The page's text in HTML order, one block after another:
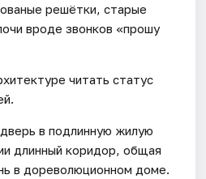
решётки, старые
вроде звонков «прошу
читать статус
в подлинную жилую
длинный коридор, общая
в дореволюционном доме.